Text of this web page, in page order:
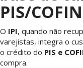
PIS/
O IPI, quando não
varejistas, integra o
o crédito do PIS e
compra.